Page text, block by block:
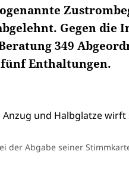
Gegen die
349
Enthaltungen.
der Abgabe seiner